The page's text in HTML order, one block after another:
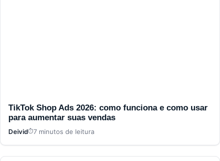
TikTok Shop Ads 2026: como funciona e como usar
para aumentar suas vendas
Deivid 7 minutos de leitura